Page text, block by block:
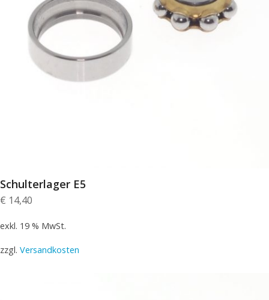
Schulterlager E5
€ 14,40
exkl. 19 % MwSt.
zzgl. Versandkosten